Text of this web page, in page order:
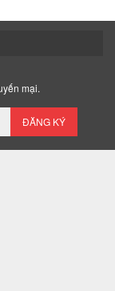
mại.
ĐĂNG KÝ